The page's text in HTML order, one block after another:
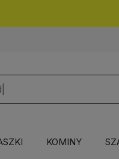
KOMINY